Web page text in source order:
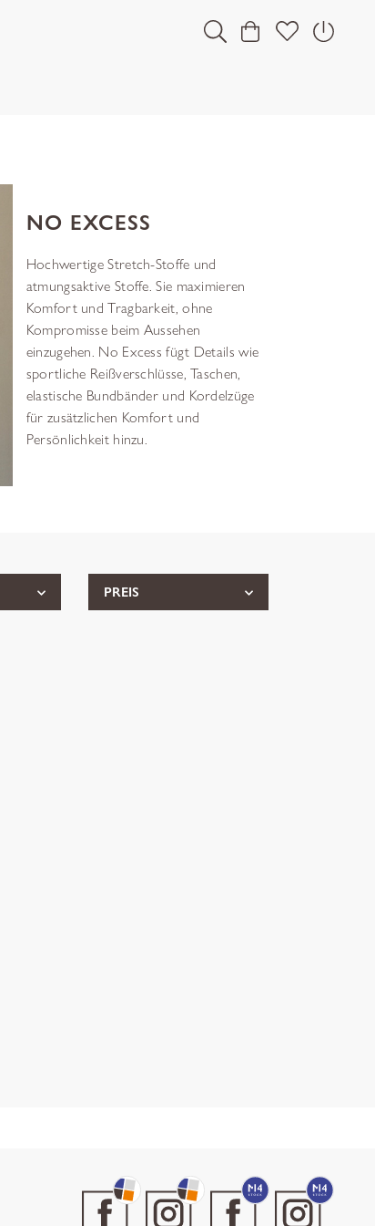
NO EXCESS
Hochwertige Stretch-Stoffe und
atmungsaktive Stoffe. Sie maximieren
Komfort und Tragbarkeit, ohne
Kompromisse beim Aussehen
einzugehen. No Excess fügt Details wie
sportliche Reißverschlüsse, Taschen,
elastische Bundbänder und Kordelzüge
für zusätzlichen Komfort und
Persönlichkeit hinzu.
PREIS